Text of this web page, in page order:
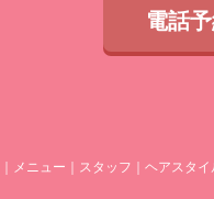
電話
メニュー スタッフ ヘアスタイ